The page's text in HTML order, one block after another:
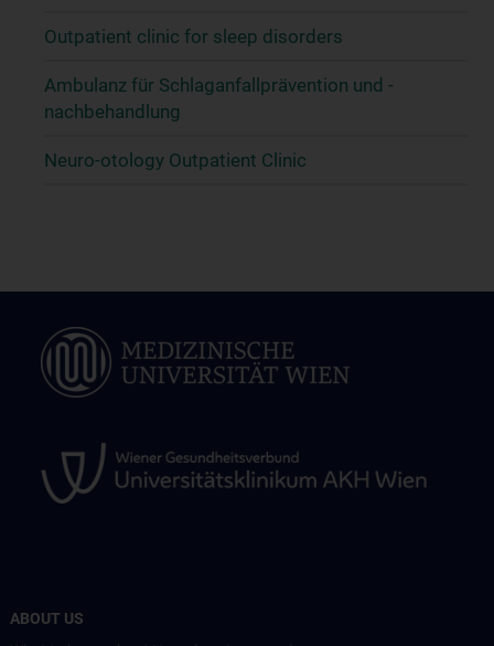
Outpatient clinic for sleep disorders
Ambulanz für Schlaganfallprävention und -
nachbehandlung
Neuro-otology Outpatient Clinic
ABOUT US